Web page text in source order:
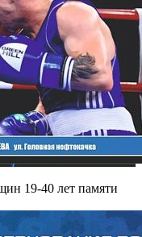
19-40 лет памяти